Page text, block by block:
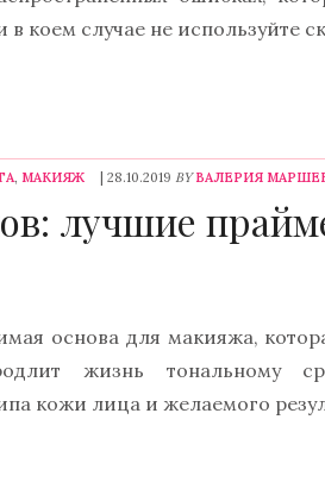
коем случае не используйте
, МАКИЯЖ | 28.10.2019 BY ВАЛЕРИЯ
лучшие
основа для макияжа,
жизнь тональному
кожи лица и желаемого